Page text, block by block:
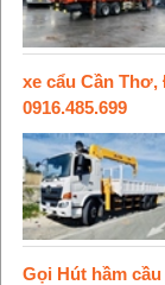
xe cẩu Cần Thơ,
0916.485.699
Gọi Hút hầm cầu